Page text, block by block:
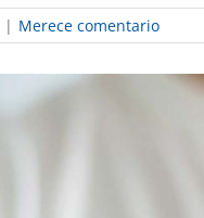
| Merece comentario